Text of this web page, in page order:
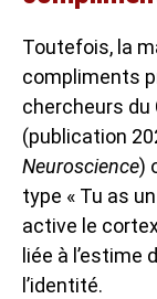
Toutefois, la
compliments
chercheurs du
(publication
Neuroscience)
type « Tu as
active le
liée à
l’identité.